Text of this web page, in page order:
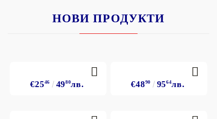
НОВИ ПРОДУКТИ
€2546 4980лв. €4890 9564лв.